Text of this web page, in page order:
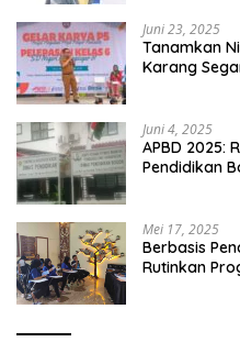
Juni 23, 2025
Tanamkan
Karang
Juni 4, 2025
APBD 2025:
Pendidikan
Mei 17, 2025
Berbasis
Rutinkan